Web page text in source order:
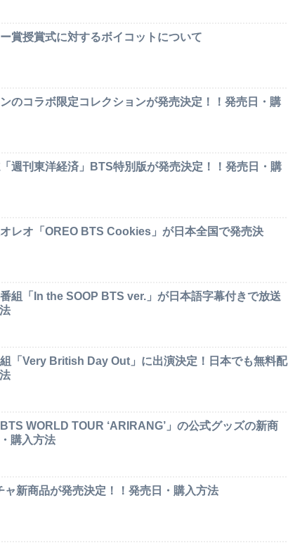
賞授賞式に対するボイコットについて
のコラボ限定コレクションが発売決定！！発売日・購
週刊東洋経済」BTS特別版が発売決定！！発売日・購
レオ「OREO BTS Cookies」が日本全国で発売決
組「In the SOOP BTS ver.」が日本語字幕付きで放送
「Very British Day Out」に出演決定！日本でも無料配
WORLD TOUR ‘ARIRANG’」の公式グッズの新商
購入方法
ャ新商品が発売決定！！発売日・購入方法